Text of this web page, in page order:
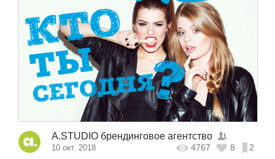
A.STUDIO брендинговое агентство
10 окт. 2018 4767 8 2